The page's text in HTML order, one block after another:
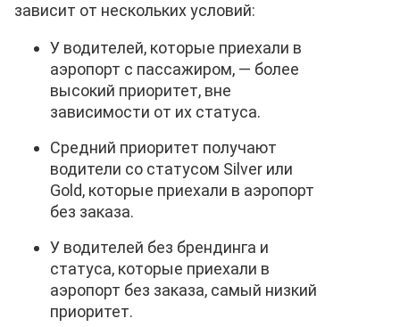
зависит от нескольких условий:
У водителей, которые приехали в
аэропорт с пассажиром, — более
высокий приоритет, вне
зависимости от их статуса.
Средний приоритет получают
водители со статусом Silver или
Gold, которые приехали в аэропорт
без заказа.
У водителей без брендинга и
статуса, которые приехали в
аэропорт без заказа, самый низкий
приоритет.